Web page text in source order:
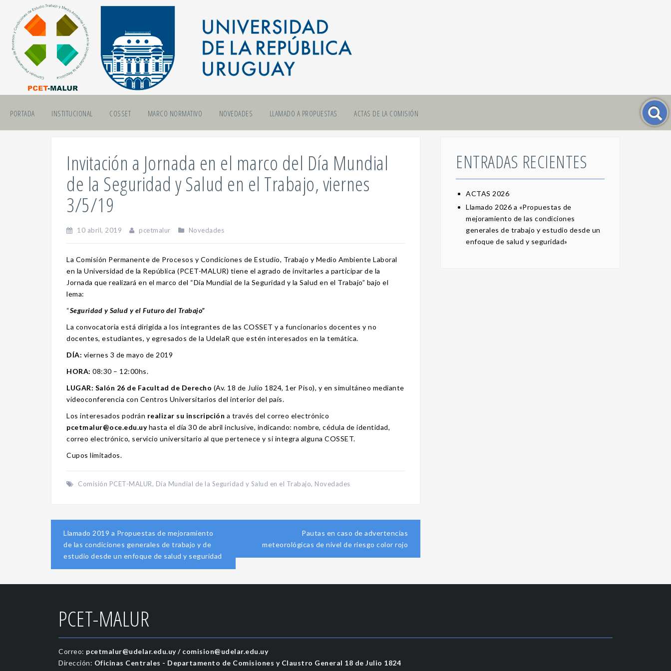
content
PORTADA INSTITUCIONAL COSSET MARCO NORMATIVO NOVEDADES LLAMADO A PROPUESTAS ACTAS DE LA COMISIÓN
Invitación a Jornada en el marco del Día Mundial
de la Seguridad y Salud en el Trabajo, viernes
3/5/19
10 abril, 2019 pcetmalur Novedades
La Comisión Permanente de Procesos y Condiciones de Estudio, Trabajo y Medio Ambiente Laboral
en la Universidad de la República (PCET-MALUR) tiene el agrado de invitarles a participar de la
Jornada que realizará en el marco del “Día Mundial de la Seguridad y la Salud en el Trabajo” bajo el
lema:
“Seguridad y Salud y el Futuro del Trabajo”
La convocatoria está dirigida a los integrantes de las COSSET y a funcionarios docentes y no
docentes, estudiantes, y egresados de la UdelaR que estén interesados en la temática.
DÍA: viernes 3 de mayo de 2019
HORA: 08:30 – 12:00hs.
LUGAR: Salón 26 de Facultad de Derecho (Av. 18 de Julio 1824, 1er Piso), y en simultáneo mediante
videoconferencia con Centros Universitarios del interior del país.
Los interesados podrán realizar su inscripción a través del correo electrónico
pcetmalur@oce.edu.uyhasta el día 30 de abril inclusive, indicando: nombre, cédula de identidad,
correo electrónico, servicio universitario al que pertenece y si integra alguna COSSET.
Cupos limitados.
Comisión PCET-MALUR, Día Mundial de la Seguridad y Salud en el Trabajo, Novedades
entradas
Llamado 2019 a Propuestas de mejoramiento
de las condiciones generales de trabajo y de
estudio desde un enfoque de salud y seguridad
Pautas en caso de advertencias
meteorológicas de nivel de riesgo color rojo
ENTRADAS RECIENTES
ACTAS 2026
Llamado 2026 a «Propuestas de
mejoramiento de las condiciones
generales de trabajo y estudio desde un
enfoque de salud y seguridad»
PCET-MALUR
Correo: pcetmalur@udelar.edu.uy / comision@udelar.edu.uy
Dirección: Oficinas Centrales - Departamento de Comisiones y Claustro General 18 de Julio 1824​